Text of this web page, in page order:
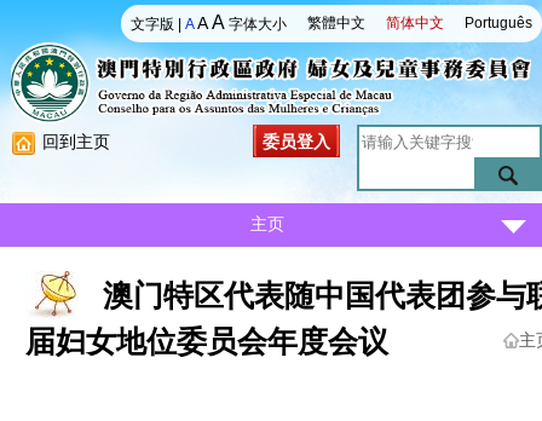
Português
简体中文
繁體中文
文字版 |A A A 字体大小
回到主页 委员登入
主页
澳门特区代表随中国代表团参与
届妇女地位委员会年度会议
主